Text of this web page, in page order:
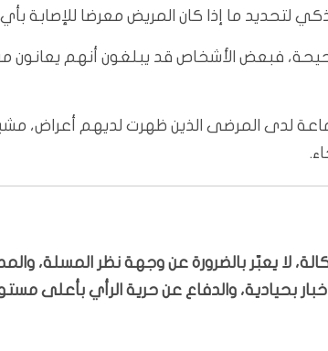
لتحديد ما إذا كان المريض معرضا للإصابة بأي
فبعض الأشخاص قد يبلغون أنهم يعانون
لدى المرضى الذين ظهرت لديهم أعراض،
لا يعبّر بالضرورة عن وجهة نظر المسلة،
بحيادية، والدفاع عن حرية الرأي بأعلى